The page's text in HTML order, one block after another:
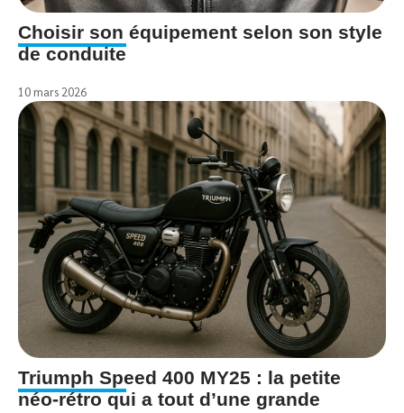
Choisir son équipement selon son style
de conduite
10 mars 2026
Triumph Speed 400 MY25 : la petite
néo-rétro qui a tout d’une grande